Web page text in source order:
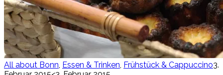
All about Bonn, Essen & Trinken, Frühstück & Cappuccino3.